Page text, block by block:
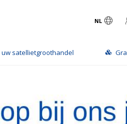
NL
levering vanaf €950